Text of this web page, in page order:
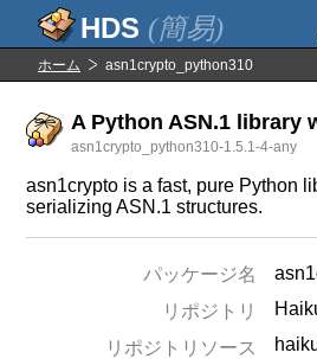
(簡易)
ホーム asn1crypto_python310
A Python ASN.1 library
asn1crypto_python310-1.5.1-4-any
asn1crypto is a fast, pure Python
serializing ASN.1 structures.
パッケージ名
リポジトリ
リポジトリソース